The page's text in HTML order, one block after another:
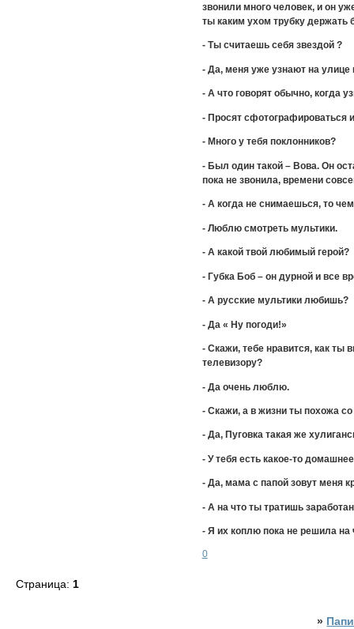
звонили много человек, и он
ты каким ухом трубку
- Ты считаешь себя звездой ?
- Да, меня уже узнают на улице
- А что говорят обычно, когда
- Просят сфотографироваться
- Много у тебя поклонников?
- Был один такой – Вова. Он
пока не звонила, времени
- А когда не снимаешься, то
- Люблю смотреть мультики.
- А какой твой любимый герой?
- Губка Боб – он дурной и все
- А русские мультики любишь?
- Да « Ну погоди!»
- Скажи, тебе нравится, как
телевизору?
- Да очень люблю.
- Скажи, а в жизни ты похожа со
- Да, Пуговка такая же
- У тебя есть какое-то
- Да, мама с папой зовут меня
- А на что ты тратишь
- Я их коплю пока не решила на
0
Страница: 1
»